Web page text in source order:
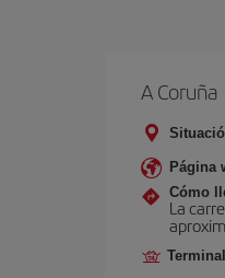
A Coruña
Página
Cómo
La